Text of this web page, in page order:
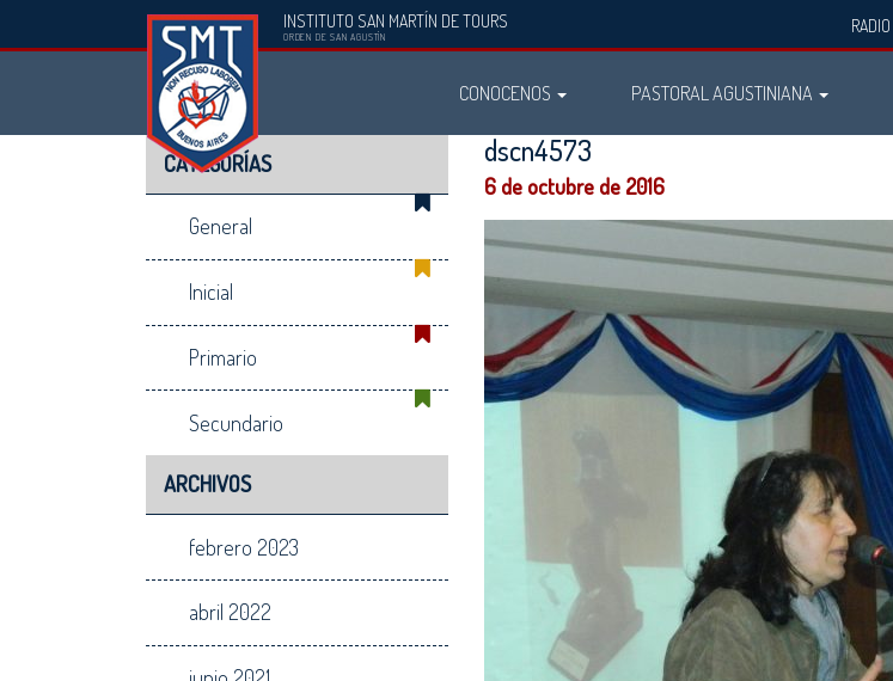
INSTITUTO SAN MARTÍN DE TOURS
ORDEN DE SAN AGUSTÍN
RADIO
Instituto
San
Martín
de
Tours
CONOCENOS PASTORAL AGUSTINIANA
CATEGORÍAS
General
Inicial
Primario
Secundario
ARCHIVOS
febrero 2023
abril 2022
dscn4573
6 de octubre de 2016